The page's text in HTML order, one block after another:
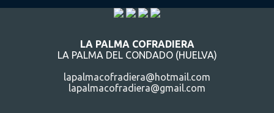
LA PALMA COFRADIERA
LA PALMA DEL CONDADO (HUELVA)
lapalmacofradiera@hotmail.com
lapalmacofradiera@gmail.com